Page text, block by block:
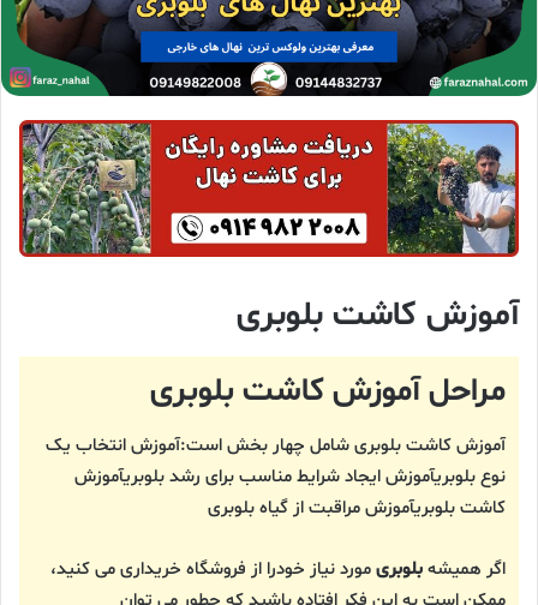
آموزش کاشت بلوبری
مراحل آموزش کاشت بلوبری
آموزش کاشت بلوبری شامل چهار بخش است:آموزش انتخاب یک
نوع بلوبریآموزش ایجاد شرایط مناسب برای رشد بلوبریآموزش
کاشت بلوبریآموزش مراقبت از گیاه بلوبری
اگر همیشهبلوبریمورد نیاز خودرا از فروشگاه خریداری می کنید،